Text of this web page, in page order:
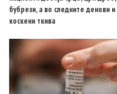
бубрези, а во следните денови и
коскени ткива